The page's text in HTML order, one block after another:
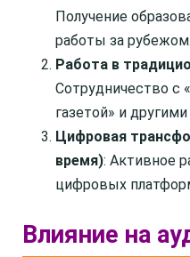
Получение
работы за рубежом.
Работа в
Сотрудничество с
газетой» и
Цифровая
время): Активное
цифровых
Влияние на